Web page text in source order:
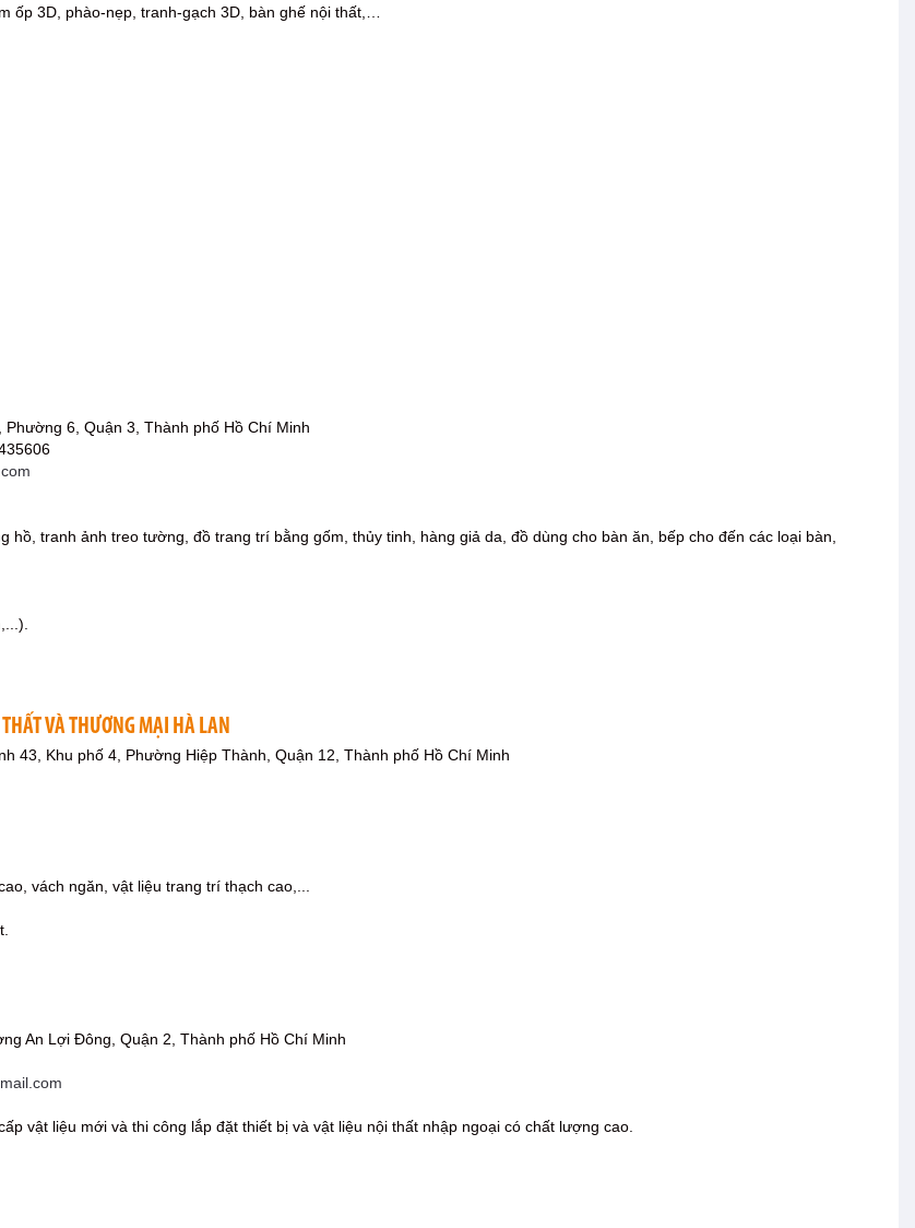
ốp 3D, phào-nẹp, tranh-gạch 3D, bàn ghế nội thất,…
6, Quận 3, Thành phố Hồ Chí Minh
hồ, tranh ảnh treo tường, đồ trang trí bằng gốm, thủy tinh, hàng giả da, đồ dùng cho bàn ăn, bếp cho đến các loại bàn,
VÀ THƯƠNG MẠI HÀ LAN
43, Khu phố 4, Phường Hiệp Thành, Quận 12, Thành phố Hồ Chí Minh
vách ngăn, vật liệu trang trí thạch cao,...
An Lợi Đông, Quận 2, Thành phố Hồ Chí Minh
vật liệu mới và thi công lắp đặt thiết bị và vật liệu nội thất nhập ngoại có chất lượng cao.